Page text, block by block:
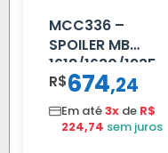
MCC336 –
SPOILER MB
1618/1630/1935
04 FAR
C/BIGOD
R$674,24
Em até3x de R$
224,74 sem juros